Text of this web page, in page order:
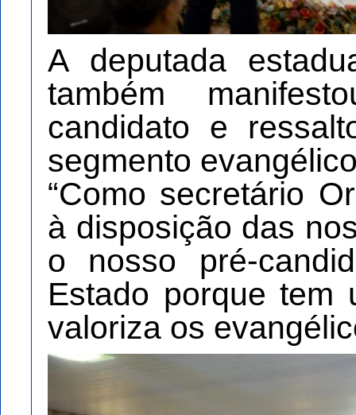
A deputada
também
candidato e
segmento
“Como secretário
à disposição das
o nosso pré-
Estado porque tem
valoriza os